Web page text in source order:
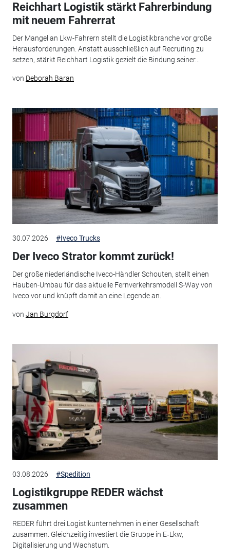
Reichhart Logistik stärkt Fahrerbindung
mit neuem Fahrerrat
Der Mangel an Lkw-Fahrern stellt die Logistikbranche vor große
Herausforderungen. Anstatt ausschließlich auf Recruiting zu
setzen, stärkt Reichhart Logistik gezielt die Bindung seiner...
von Deborah Baran
30.07.2026 #Iveco Trucks
Der Iveco Strator kommt zurück!
Der große niederländische Iveco-Händler Schouten, stellt einen
Hauben-Umbau für das aktuelle Fernverkehrsmodell S-Way von
Iveco vor und knüpft damit an eine Legende an.
von Jan Burgdorf
03.08.2026 #Spedition
Logistikgruppe REDER wächst
zusammen
REDER führt drei Logistikunternehmen in einer Gesellschaft
zusammen. Gleichzeitig investiert die Gruppe in E‑Lkw,
Digitalisierung und Wachstum.